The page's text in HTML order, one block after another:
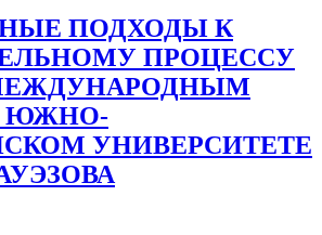
ПОДХОДЫ К
ПРОЦЕССУ
ЮЖНО-
УНИВЕРСИТЕТЕ